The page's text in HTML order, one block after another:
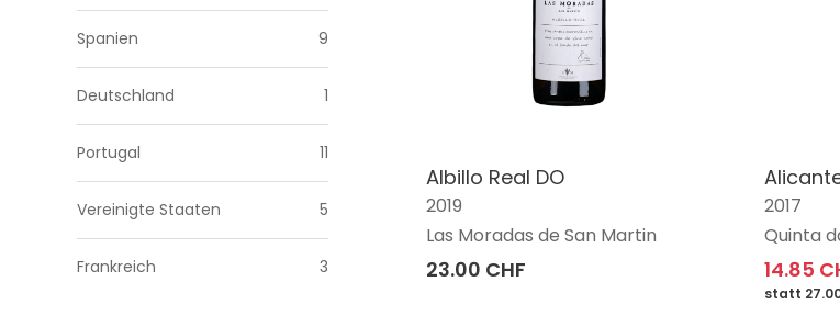
Spanien 9
Deutschland 1
Portugal 11
Vereinigte Staaten 5
Frankreich 3
Albillo Real DO
2019
Las Moradas de San Martin
23.00 CHF
2017
Quinta
14.85
statt